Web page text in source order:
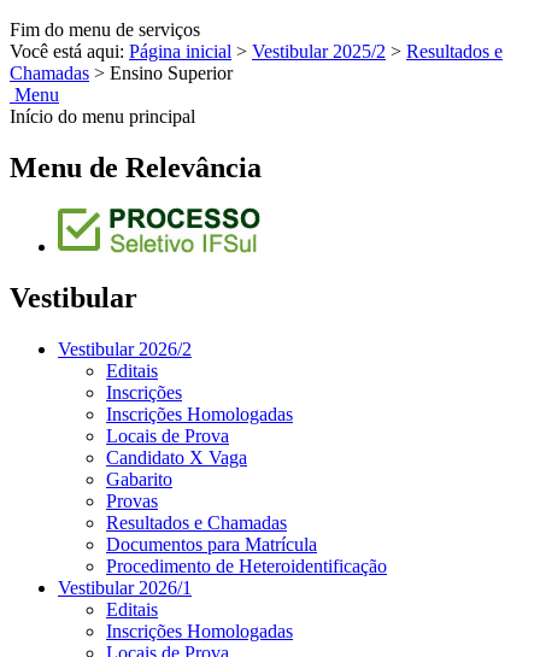
Fim do menu de serviços
Você está aqui: Página inicial > Vestibular 2025/2 > Resultados e
Chamadas > Ensino Superior
Menu
Início do menu principal
Menu de Relevância
Vestibular
Vestibular 2026/2
Editais
Inscrições
Inscrições Homologadas
Locais de Prova
Candidato X Vaga
Gabarito
Provas
Resultados e Chamadas
Documentos para Matrícula
Procedimento de Heteroidentificação
Vestibular 2026/1
Editais
Inscrições Homologadas